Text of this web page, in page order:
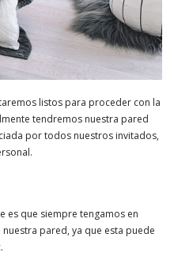
listos para proceder con la
tendremos nuestra pared
por todos nuestros invitados,
es que siempre tengamos en
pared, ya que esta puede